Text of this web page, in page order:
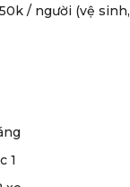
/ người (vệ
1